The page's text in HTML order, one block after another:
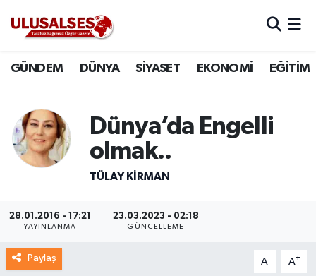
GÜNDEM DÜNYA SİYASET EKONOMİ EĞİTİM
Dünya’da Engelli
olmak..
TÜLAY KİRMAN
28.01.2016 - 17:21
YAYINLANMA
23.03.2023 - 02:18
GÜNCELLEME
Paylaş A- A+
DÜNYA
SİYASET
EKONOMİ
MAGAZİN
Trafik Durumu
Süper Lig Puan Durumu ve Fikstür
Tüm Manşetler
Haber Arşivi